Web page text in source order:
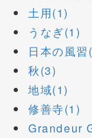
土用(1)
うなぎ(1)
日本の風習
秋(3)
地域(1)
修善寺(1)
Grandeur